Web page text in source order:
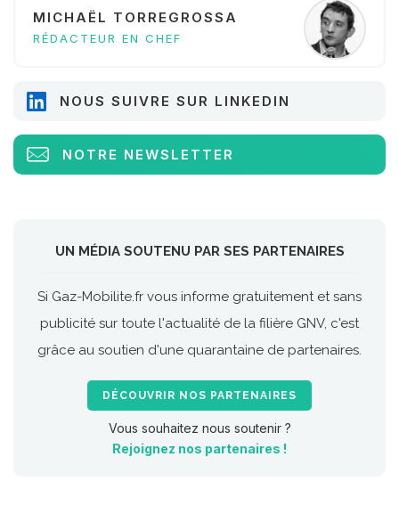
MICHAËL TORREGROSSA
RÉDACTEUR EN CHEF
NOUS SUIVRE SUR LINKEDIN
NOTRE NEWSLETTER
UN MÉDIA SOUTENU PAR SES PARTENAIRES
Si Gaz-Mobilite.fr vous informe gratuitement et sans
publicité sur toute l'actualité de la filière GNV, c'est
grâce au soutien d'une quarantaine de partenaires.
DÉCOUVRIR NOS PARTENAIRES
Vous souhaitez nous soutenir ?
Rejoignez nos partenaires !